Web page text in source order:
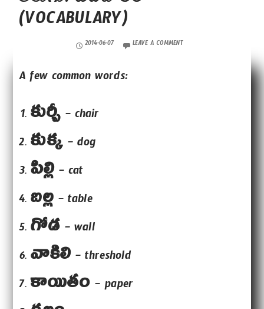
(VOCABULARY)
2014-06-07 LEAVE A COMMENT
A few common words:
కుర్చీ – chair
కుక్క – dog
పిల్లి – cat
బల్ల – table
గోడ – wall
వాకిలి – threshold
కాయితం – paper